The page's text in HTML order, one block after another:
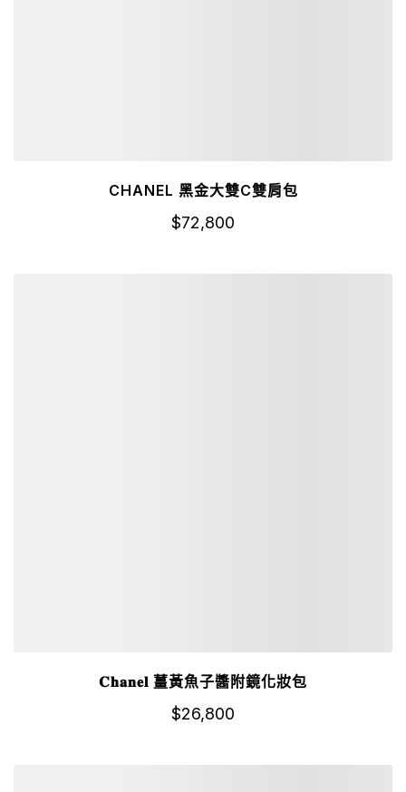
CHANEL 黑金大雙C雙肩包
$72,800
𝐂𝐡𝐚𝐧𝐞𝐥 薑黃魚子醬附鏡化妝包
$26,800